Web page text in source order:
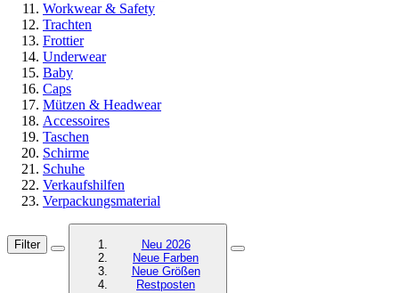
Workwear & Safety
Trachten
Frottier
Underwear
Baby
Caps
Mützen & Headwear
Accessoires
Taschen
Schirme
Schuhe
Verkaufshilfen
Verpackungsmaterial
Filter
Neu 2026
Neue Farben
Neue Größen
Restposten